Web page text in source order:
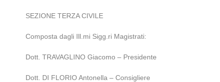
SEZIONE TERZA CIVILE
Composta dagli Ill.mi Sigg.ri Magistrati:
Dott. TRAVAGLINO Giacomo – Presidente
Dott. DI FLORIO Antonella – Consigliere